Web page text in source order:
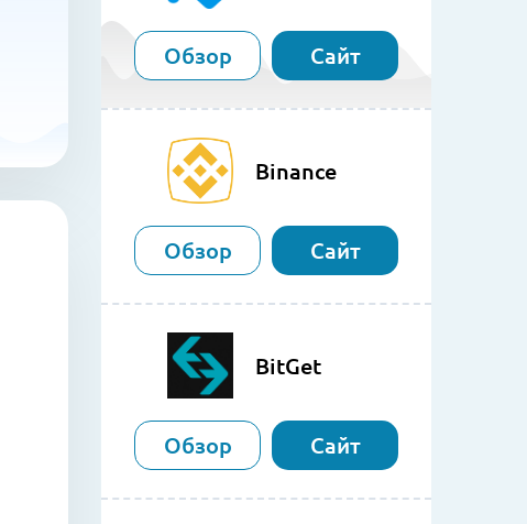
Обзор Сайт
Binance
Обзор Сайт
BitGet
Обзор Сайт